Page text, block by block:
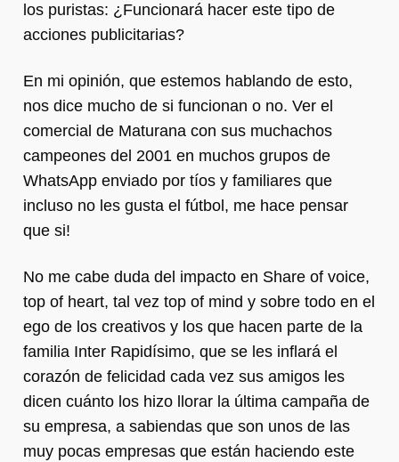
los puristas: ¿Funcionará hacer este tipo de
acciones publicitarias?
En mi opinión, que estemos hablando de esto,
nos dice mucho de si funcionan o no. Ver el
comercial de Maturana con sus muchachos
campeones del 2001 en muchos grupos de
WhatsApp enviado por tíos y familiares que
incluso no les gusta el fútbol, me hace pensar
que si!
No me cabe duda del impacto en Share of voice,
top of heart, tal vez top of mind y sobre todo en el
ego de los creativos y los que hacen parte de la
familia Inter Rapidísimo, que se les inflará el
corazón de felicidad cada vez sus amigos les
dicen cuánto los hizo llorar la última campaña de
su empresa, a sabiendas que son unos de las
muy pocas empresas que están haciendo este